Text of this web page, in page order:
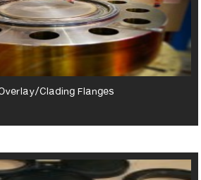
Clading Flanges